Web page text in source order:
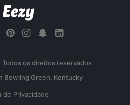
Todos os direitos reservados
de Privacidade